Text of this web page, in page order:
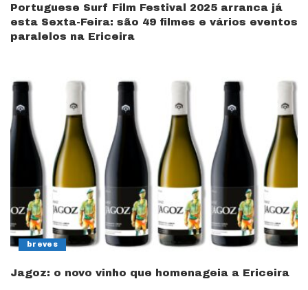
Portuguese Surf Film Festival 2025 arranca já
esta Sexta-Feira: são 49 filmes e vários eventos
paralelos na Ericeira
breves
Jagoz: o novo vinho que homenageia a Ericeira